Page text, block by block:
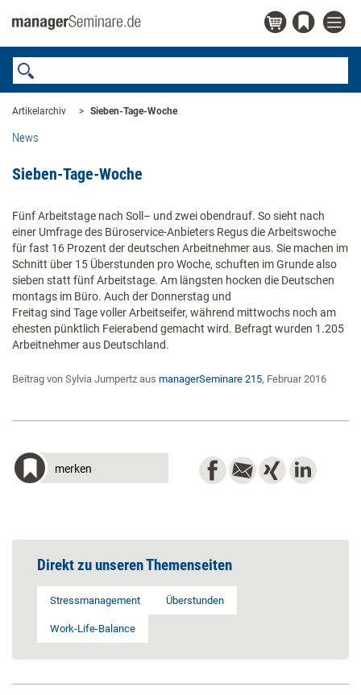
Artikelarchiv Sieben-Tage-Woche
News
Sieben-Tage-Woche
Fünf Arbeitstage nach Soll– und zwei obendrauf. So sieht nach
einer Umfrage des Büroservice-Anbieters Regus die Arbeitswoche
für fast 16 Prozent der deutschen Arbeitnehmer aus. Sie machen im
Schnitt über 15 Überstunden pro Woche, schuften im Grunde also
sieben statt fünf Arbeitstage. Am längs­ten hocken die Deutschen
montags im Büro. Auch der Donnerstag und
Freitag sind Tage voller Arbeitseifer, während mittwochs noch am
ehesten pünktlich Feierabend gemacht wird. Befragt wurden 1.205
Arbeitnehmer aus Deutschland.
Beitrag von Sylvia Jumpertz aus managerSeminare 215, Februar 2016
merken
Direkt zu unseren Themenseiten
Stressmanagement Überstunden
Work-Life-Balance